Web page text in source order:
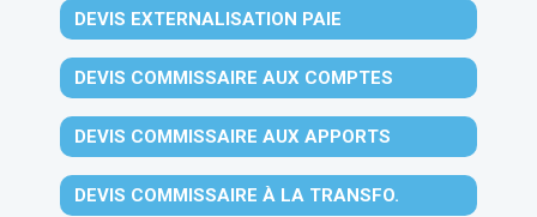
DEVIS EXTERNALISATION PAIE
DEVIS COMMISSAIRE AUX COMPTES
DEVIS COMMISSAIRE AUX APPORTS
DEVIS COMMISSAIRE À LA TRANSFO.